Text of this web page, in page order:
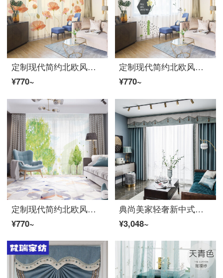
定制现代简约北欧风格窗帘ファブリック生地蓝色水彩植物花卉卧室客厅レース帘落地窗 B0861 窗レース-挂钩款 /米宽
¥770~
定制现代简约北欧风格窗帘ファブリック生地蓝色水彩植物花卉卧室客厅レース帘落地窗 B0844 窗レース-挂钩款 /米宽
¥770~
定制现代简约北欧风格窗帘ファブリック生地蓝色水彩植物花卉卧室客厅レース帘落地窗 B0055 窗レース-挂钩款 /米宽
¥770~
典尚美家轻奢新中式定制卧室遮光カーテン生地 飘窗落地窗成品遮阳fy 水蓝拼浅灰色+水蓝花边 ファブリック生地79/米レース59/米 侧边68/条 帷幔168/米
¥3,048~